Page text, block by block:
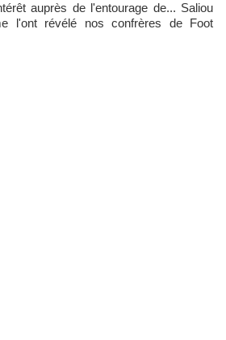
auprès de l'entourage de... Saliou
l'ont révélé nos confrères de Foot